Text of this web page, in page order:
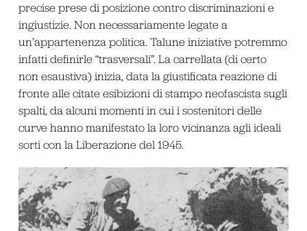
precise prese di posizione contro discriminazioni e
ingiustizie. Non necessariamente legate a
un’appartenenza politica. Talune iniziative potremmo
infatti definirle “trasversali”. La carrellata (di certo
non esaustiva) inizia, data la giustificata reazione di
fronte alle citate esibizioni di stampo neofascista sugli
spalti, da alcuni momenti in cui i sostenitori delle
curve hanno manifestato la loro vicinanza agli ideali
sorti con la Liberazione del 1945.